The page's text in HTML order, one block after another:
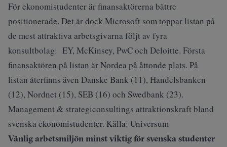
För ekonomistudenter är finansaktörerna bättre
positionerade. Det är dock Microsoft som toppar listan på
de mest attraktiva arbetsgivarna följt av fyra
konsultbolag: EY, McKinsey, PwC och Deloitte. Första
finansaktören på listan är Nordea på åttonde plats. På
listan återfinns även Danske Bank (11), Handelsbanken
(12), Nordnet (15), SEB (16) och Swedbank (23).
Management & strategiconsultings attraktionskraft bland
svenska ekonomistudenter. Källa: Universum
Vänlig arbetsmiljön minst viktig för svenska studenter